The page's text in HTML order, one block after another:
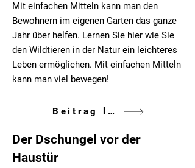
Mit einfachen Mitteln kann man den
Bewohnern im eigenen Garten das ganze
Jahr über helfen. Lernen Sie hier wie Sie
den Wildtieren in der Natur ein leichteres
Leben ermöglichen. Mit einfachen Mitteln
kann man viel bewegen!
Beitrag lesen
Der Dschungel vor der
Haustür